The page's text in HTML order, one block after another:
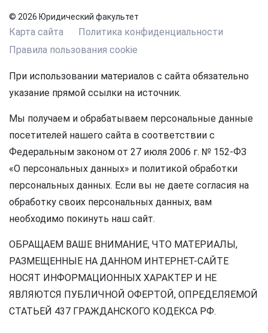
© 2026 Юридический факультет
Карта сайта
Политика конфиденциальности
Правила пользования cookie
При использовании материалов с сайта обязательно
указание прямой ссылки на источник.
Мы получаем и обрабатываем персональные данные
посетителей нашего сайта в соответствии с
Федеральным законом от 27 июля 2006 г. № 152-ФЗ
«О персональных данных» и политикой обработки
персональных данных. Если вы не даете согласия на
обработку своих персональных данных, вам
необходимо покинуть наш сайт.
ОБРАЩАЕМ ВАШЕ ВНИМАНИЕ, ЧТО МАТЕРИАЛЫ,
РАЗМЕЩЕННЫЕ НА ДАННОМ ИНТЕРНЕТ-САЙТЕ
НОСЯТ ИНФОРМАЦИОННЫХ ХАРАКТЕР И НЕ
ЯВЛЯЮТСЯ ПУБЛИЧНОЙ ОФЕРТОЙ, ОПРЕДЕЛЯЕМОЙ
СТАТЬЕЙ 437 ГРАЖДАНСКОГО КОДЕКСА РФ.